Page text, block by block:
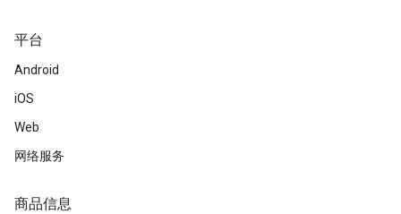
平台
Android
iOS
Web
网络服务
商品信息